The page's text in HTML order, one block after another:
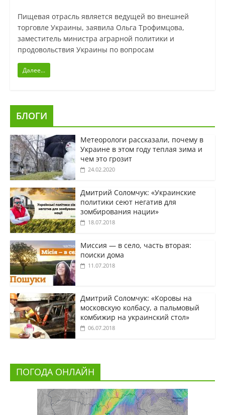
Пищевая отрасль является ведущей во внешней
торговле Украины, заявила Ольга Трофимцова,
заместитель министра аграрной политики и
продовольствия Украины по вопросам
Далее...
БЛОГИ
Метеорологи рассказали, почему в
Украине в этом году теплая зима и
чем это грозит
24.02.2020
Дмитрий Соломчук: «Украинские
политики сеют негатив для
зомбирования нации»
18.07.2018
Миссия — в село, часть вторая:
поиски дома
11.07.2018
Дмитрий Соломчук: «Коровы на
московскую колбасу, а пальмовый
комбижир на украинский стол»
06.07.2018
ПОГОДА ОНЛАЙН